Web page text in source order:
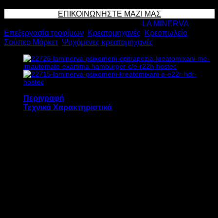
ΕΠΙΤΡΑΠΕΖΙΑ
C/
Ε
1.1kW
Υ48.4xΠ38xΒ49.8cm
ποσότητα
ΕΠΙΚΟΙΝΩΝΗΣΤΕ ΜΑΖΙ ΜΑΣ
LA MINERVA
Επεξεργασία τροφίμων Κρεατομηχανές Κρεοπωλείο
Σούπερ Μάρκετ, Ψυχόμενες κρεατομηχανές
Περιγραφή
Τεχνικά Χαρακτηριστικά